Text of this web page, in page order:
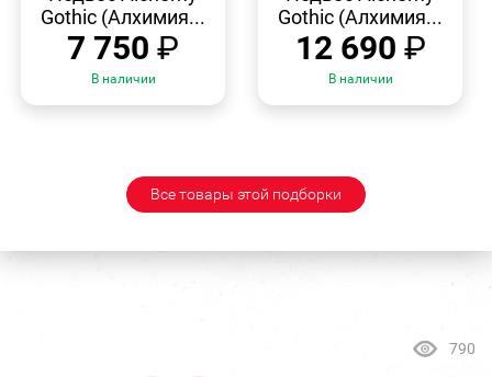
Gothic (Алхимия...
7 750 ₽
В наличии
Gothic (Алхимия...
12 690 ₽
В наличии
Все товары этой подборки
790